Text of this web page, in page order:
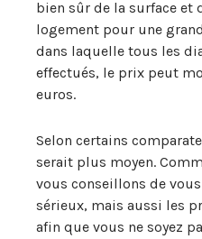
bien sûr de la surface et
logement pour une
dans laquelle tous les
effectués, le prix peut
euros.
Selon certains
serait plus moyen.
vous conseillons de
sérieux, mais aussi les
afin que vous ne soyez